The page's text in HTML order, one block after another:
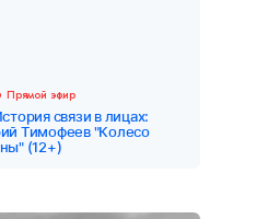
Прямой эфир
связи в лицах:
Тимофеев "Колесо
(12+)